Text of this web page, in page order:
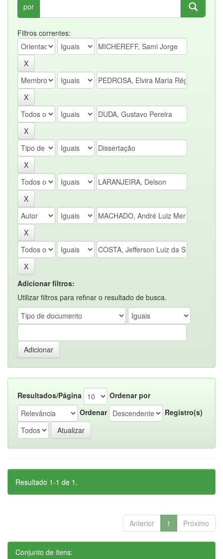
por
Filtros correntes:
Adicionar filtros:
Utilizar filtros para refinar o resultado de busca.
Resultados/Página
Ordenar por
Ordenar
Registro(s)
Resultado 1-1 de 1.
Anterior 1 Próximo
Conjunto de itens: